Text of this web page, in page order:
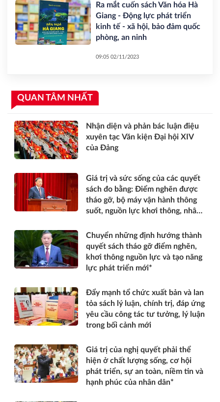
Ra mắt cuốn sách Văn hóa Hà
Giang - Động lực phát triển
kinh tế - xã hội, bảo đảm quốc
phòng, an ninh
09:05 02/11/2023
QUAN TÂM NHẤT
Nhận diện và phản bác luận điệu
xuyên tạc Văn kiện Đại hội XIV
của Đảng
Giá trị và sức sống của các quyết
sách đo bằng: Điểm nghẽn được
tháo gỡ, bộ máy vận hành thông
suốt, nguồn lực khơi thông, nhân
hơn*
Chuyển những định hướng thành
quyết sách tháo gỡ điểm nghẽn,
khơi thông nguồn lực và tạo năng
lực phát triển mới*
Đẩy mạnh tổ chức xuất bản và lan
tỏa sách lý luận, chính trị, đáp ứng
yêu cầu công tác tư tưởng, lý luận
trong bối cảnh mới
Giá trị của nghị quyết phải thể
hiện ở chất lượng sống, cơ hội
phát triển, sự an toàn, niềm tin và
hạnh phúc của nhân dân*